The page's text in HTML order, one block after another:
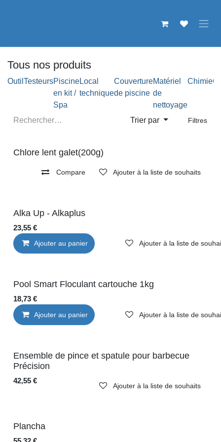
Tous nos produits
Outil TesteursPiscine
en kit /
Spa
Local
technique
Couverture
de piscine
Matériel
de
nettoyage
Chimie
Trier par Filtres
Chlore lent galet(200g)
Compare Ajouter à la liste de souhaits
Alka Up - Alkaplus
23,55 €
Ajouter au panier Ajouter à la liste de
Pool Smart Floculant cartouche 1kg
18,73 €
Ajouter au panier Ajouter à la liste de
Ensemble de pince et spatule pour barbecue
Précision
42,55 €
Ajouter à la liste de souhaits
Plancha